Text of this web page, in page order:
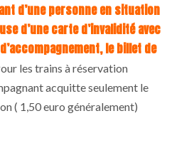
d’une personne en situation
d’une carte d’invalidité avec
le billet de
les trains à réservation
acquitte seulement le
( 1,50 euro généralement)